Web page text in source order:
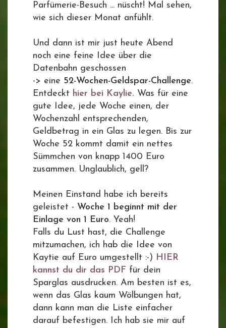
Parfümerie-Besuch ... nüscht! Mal sehen,
wie sich dieser Monat anfühlt.
Und dann ist mir just heute Abend
noch eine feine Idee über die
Datenbahn geschossen
-> eine 52-Wochen-Geldspar-Challenge.
Entdeckt hier bei Kaylie. Was für eine
gute Idee, jede Woche einen, der
Wochenzahl entsprechenden,
Geldbetrag in ein Glas zu legen. Bis zur
Woche 52 kommt damit ein nettes
Sümmchen von knapp 1400 Euro
zusammen. Unglaublich, gell?
Meinen Einstand habe ich bereits
geleistet - Woche 1 beginnt mit der
Einlage von 1 Euro. Yeah!
Falls du Lust hast, die Challenge
mitzumachen, ich hab die Idee von
Kaytie auf Euro umgestellt :-) HIER
kannst du dir das PDF für dein
Sparglas ausdrucken. Am besten ist es,
wenn das Glas kaum Wölbungen hat,
dann kann man die Liste einfacher
darauf befestigen. Ich hab sie mir auf